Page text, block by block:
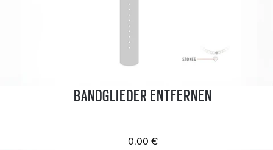
BANDGLIEDER ENTFERNEN
0.00 €